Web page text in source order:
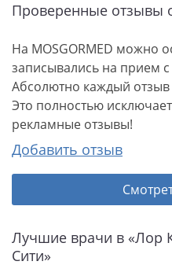
Проверенные отзывы
На MOSGORMED можно
записывались на прием
Абсолютно каждый отзыв
Это полностью
рекламные отзывы!
Добавить отзыв
Лучшие врачи в «Лор
Сити»